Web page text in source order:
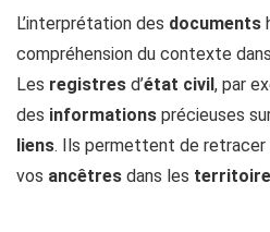
L’interprétation des documents
compréhension du contexte
Les registres d’état civil, par
des informations précieuses
liens. Ils permettent de retracer
vos ancêtres dans les